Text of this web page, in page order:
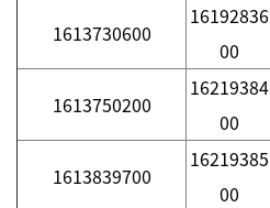
1613730600
16192836
00
1613750200
16219384
00
1613839700
16219385
00